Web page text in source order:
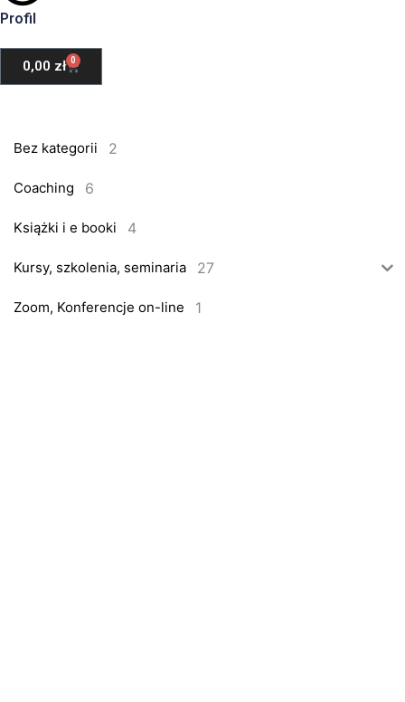
Profil
0,00 zł 0
Bez kategorii 2
Coaching 6
Książki i e booki 4
Kursy, szkolenia, seminaria 27
Zoom, Konferencje on-line 1